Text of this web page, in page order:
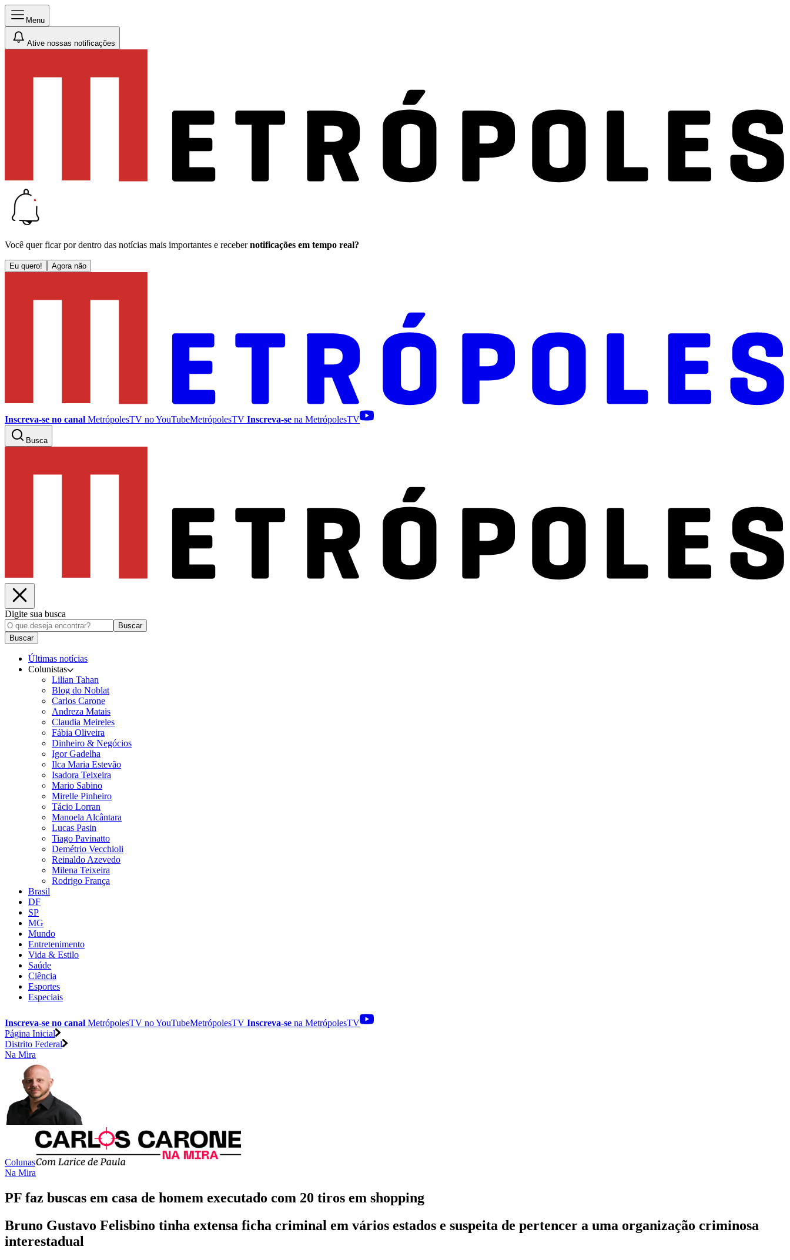
Menu
Ative nossas notificações
Você quer ficar por dentro das notícias mais importantes e receber notificações em tempo real?
Eu quero! Agora não
Inscreva-se no canal MetrópolesTV noYouTubeMetrópolesTV Inscreva-se na MetrópolesTV
Busca
Digite sua busca
Buscar
Buscar
Últimas notícias
Colunistas
Lilian Tahan
Blog do Noblat
Carlos Carone
Andreza Matais
Claudia Meireles
Fábia Oliveira
Dinheiro & Negócios
Igor Gadelha
Ilca Maria Estevão
Isadora Teixeira
Mario Sabino
Mirelle Pinheiro
Tácio Lorran
Manoela Alcântara
Lucas Pasin
Tiago Pavinatto
Demétrio Vecchioli
Reinaldo Azevedo
Milena Teixeira
Rodrigo França
Brasil
DF
SP
MG
Mundo
Entretenimento
Vida & Estilo
Saúde
Ciência
Esportes
Especiais
Inscreva-se no canal MetrópolesTV noYouTubeMetrópolesTV Inscreva-se na MetrópolesTV
Página Inicial
Distrito Federal
Na Mira
Colunas
Na Mira
PF faz buscas em casa de homem executado com 20 tiros em shopping
Bruno Gustavo Felisbino tinha extensa ficha criminal em vários estados e suspeita de pertencer a uma organização criminosa
interestadual